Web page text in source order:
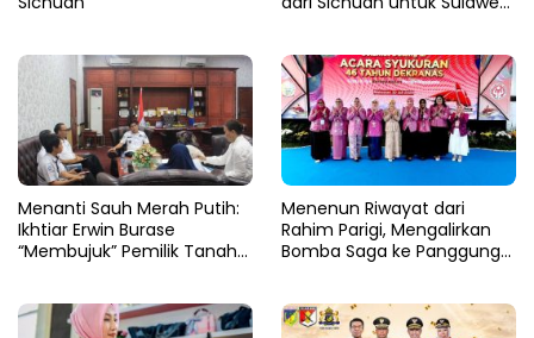
Menanti Sauh Merah Putih:
Ikhtiar Erwin Burase
“Membujuk” Pemilik Tanah
​Menenun Riwayat dari
Rahim Parigi, Mengalirkan
Bomba Saga ke Panggung